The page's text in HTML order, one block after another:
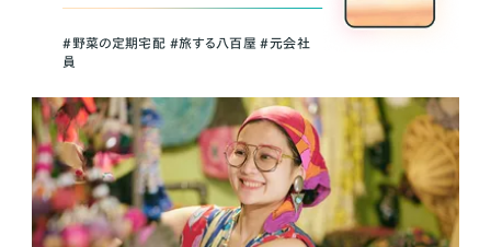
＃野菜の定期宅配 ＃旅する八百屋 ＃元会社
員